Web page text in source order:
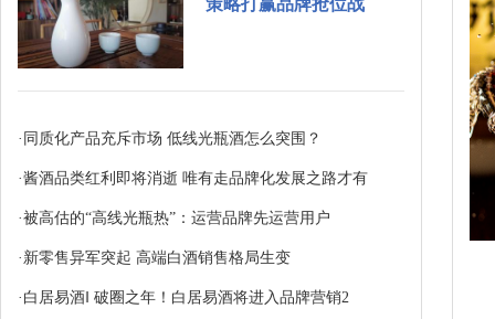
策略打赢品牌抢位战
· 同质化产品充斥市场 低线光瓶酒怎么突围？
·酱酒品类红利即将消逝 唯有走品牌化发展之路才有
·被高估的“高线光瓶热”：运营品牌先运营用户
· 新零售异军突起 高端白酒销售格局生变
· 白居易酒‖ 破圈之年！白居易酒将进入品牌营销2